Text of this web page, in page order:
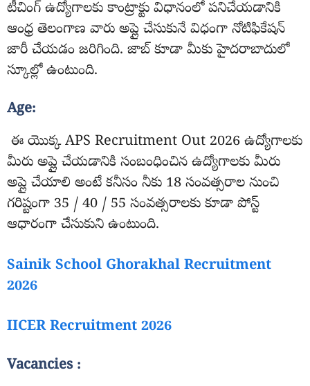
టీచింగ్ ఉద్యోగాలకు కాంట్రాక్టు విధానంలో పనిచేయడానికి
ఆంధ్ర తెలంగాణ వారు అప్లై చేసుకునే విధంగా నోటిఫికేషన్
జారీ చేయడం జరిగింది. జాబ్ కూడా మీకు హైదరాబాదులో
స్కూల్లో ఉంటుంది.
Age:
ఈ యొక్క APS Recruitment Out 2026 ఉద్యోగాలకు
మీరు అప్లై చేయడానికి సంబంధించిన ఉద్యోగాలకు మీరు
అప్లై చేయాలి అంటే కనీసం నీకు 18 సంవత్సరాల నుంచి
గరిష్టంగా 35 / 40 / 55 సంవత్సరాలకు కూడా పోస్ట్
ఆధారంగా చేసుకుని ఉంటుంది.
Sainik School Ghorakhal Recruitment
2026
IICER Recruitment 2026
Vacancies :